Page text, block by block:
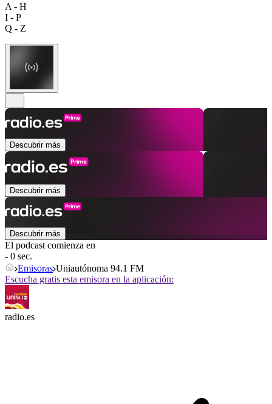
A - H
I - P
Q - Z
Descubrir más
Descubrir más
Descubrir más
El podcast comienza en
- 0 sec.
Emisoras Uniautónoma 94.1 FM
Escucha gratis esta emisora en la aplicación:
radio.es